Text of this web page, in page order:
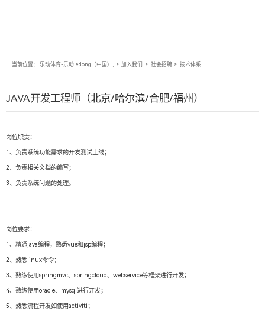
当前位置： 乐动体育-乐动ledong（中国）, > 加入我们 > 社会招聘 > 技术体系
JAVA开发工程师（北京/哈尔滨/合肥/福州）
岗位职责：
1、负责系统功能需求的开发测试上线；
2、负责相关文档的编写；
3、负责系统问题的处理。
岗位要求：
1、精通java编程，熟悉vue和jsp编程；
2、熟悉linux命令；
3、熟练使用springmvc、springcloud、webservice等框架进行开发；
4、熟练使用oracle、mysql进行开发；
5、熟悉流程开发如使用activiti；